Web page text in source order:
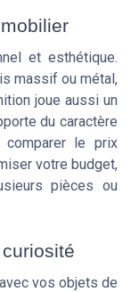
et esthétique.
massif ou métal,
joue aussi un
du caractère
le prix
votre budget,
pièces ou
vos objets de